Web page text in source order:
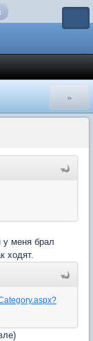
»
у меня брал
ходят.